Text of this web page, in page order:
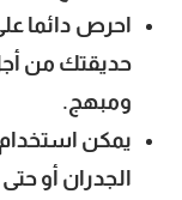
احرص دائما
حديقتك من
ومبهج.
يمكن استخدام
الجدران أو